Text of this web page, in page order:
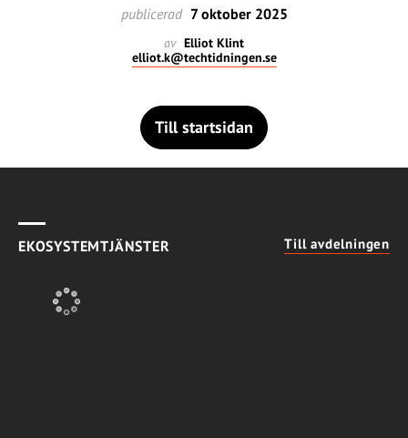
publicerad 7 oktober 2025
av Elliot Klint
elliot.k@techtidningen.se
Till startsidan
EKOSYSTEMTJÄNSTER Till avdelningen